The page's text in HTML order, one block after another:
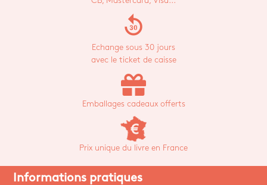
replay_30
Echange sous 30 jours
avec le ticket de caisse
Emballages cadeaux offerts
Prix unique du livre en France
Informations pratiques